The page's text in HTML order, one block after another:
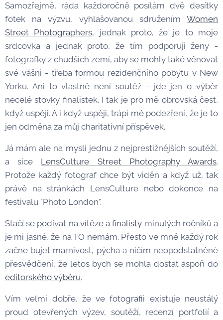
Samozřejmě, ráda každoročně posílám dvě desítky
fotek na výzvu, vyhlašovanou sdružením Women
Street Photographers, jednak proto, že je to moje
srdcovka a jednak proto, že tím podporuji ženy -
fotografky z chudších zemí, aby se mohly také věnovat
své vášni - třeba formou rezidenčního pobytu v New
Yorku. Ani to vlastně není soutěž - jde jen o výběr
necelé stovky finalistek. I tak je pro mě obrovská čest,
když uspěji. A i když uspěji, trápí mě podezření, že je to
jen odměna za můj charitativní příspěvek.
Já mám ale na mysli jednu z nejprestižnějších soutěží,
a sice LensCulture Street Photography Awards.
Protože každý fotograf chce být viděn a když už, tak
právě na stránkách LensCulture nebo dokonce na
festivalu "Photo London".
Stačí se podívat na vítěze a finalisty minulých ročníků a
je mi jasné, že na TO nemám. Přesto ve mně každý rok
začne bujet marnivost, pýcha a ničím neopodstatněné
přesvědčení, že letos bych se mohla dostat aspoň do
editorského výběru.
Vím velmi dobře, že ve fotografii existuje neustálý
proud otevřených výzev, soutěží, recenzí portfolií a